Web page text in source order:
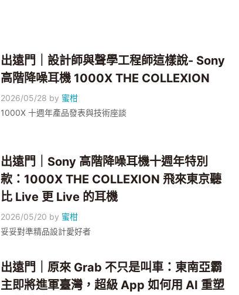
出遠門｜設計師與聲學工程師這樣說- Sony
高階降噪耳機 1000X THE COLLEXION
2026/05/28 by 蜜柑
1000X 十週年產品發表與技術座談
出遠門｜Sony 高階降噪耳機十週年特別
款：1000X THE COLLEXION 飛來東京聽
比 Live 更 Live 的耳機
2026/05/20 by 蜜柑
妥妥對準精品設計愛好者
出遠門｜原來 Grab 不只是叫車：東南亞霸
主即將進軍臺灣，超級 App 如何用 AI 重塑